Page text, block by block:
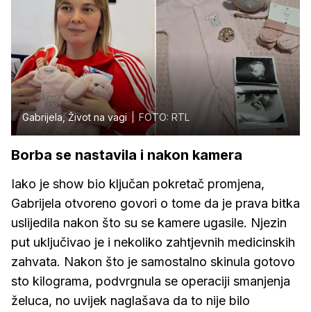
Gabrijela, Život na vagi FOTO: RTL
Borba se nastavila i nakon kamera
Iako je show bio ključan pokretač promjena,
Gabrijela otvoreno govori o tome da je prava bitka
uslijedila nakon što su se kamere ugasile. Njezin
put uključivao je i nekoliko zahtjevnih medicinskih
zahvata. Nakon što je samostalno skinula gotovo
sto kilograma, podvrgnula se operaciji smanjenja
želuca, no uvijek naglašava da to nije bilo